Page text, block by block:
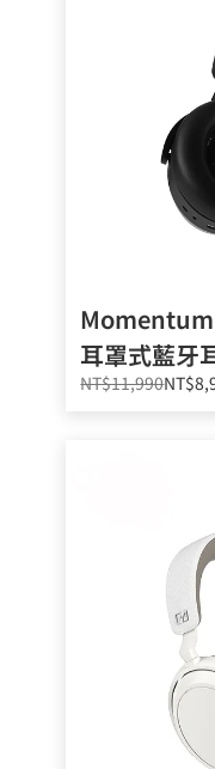
耳罩式藍牙
NT$11,990